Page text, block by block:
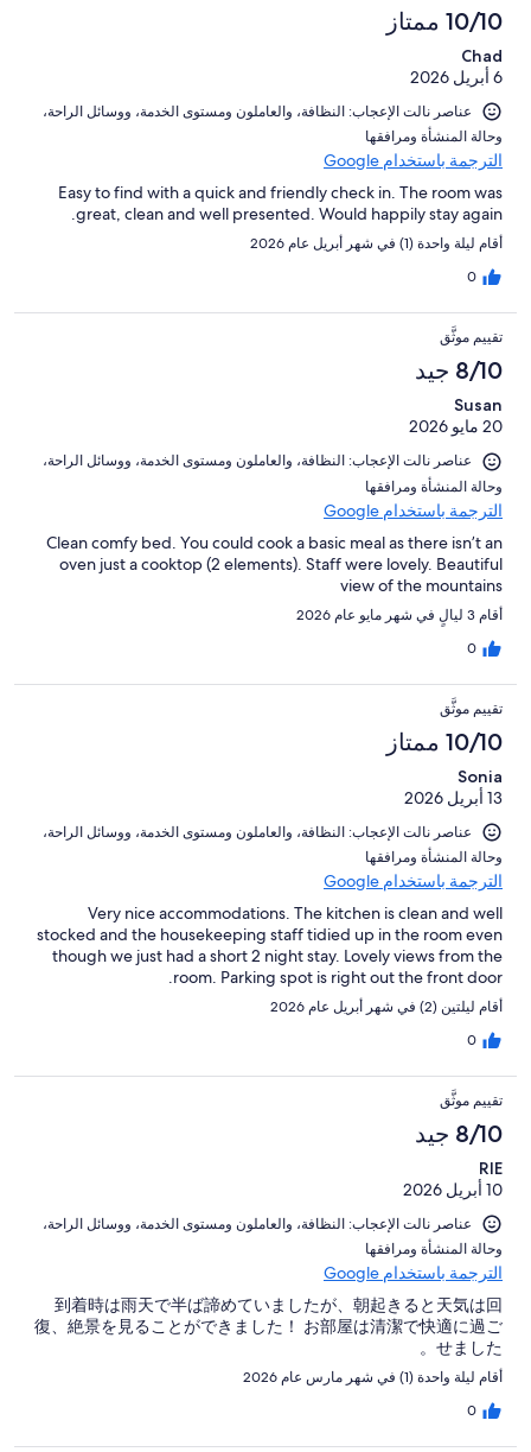
10/10 ممتاز
Chad
6 أبريل 2026
عناصر نالت الإعجاب: ⁦النظافة⁩، و⁦العاملون ومستوى الخدمة⁩، و⁦وسائل الراحة⁩،
و⁦حالة المنشأة ومرافقها⁩
الترجمة باستخدام Google
Easy to find with a quick and friendly check in. The room was
great, clean and well presented. Would happily stay again.
أقام ليلة واحدة (1) في شهر أبريل عام 2026
0
تقييم موثَّق
8/10 جيد
Susan
20 مايو 2026
عناصر نالت الإعجاب: ⁦النظافة⁩، و⁦العاملون ومستوى الخدمة⁩، و⁦وسائل الراحة⁩،
و⁦حالة المنشأة ومرافقها⁩
الترجمة باستخدام Google
Clean comfy bed. You could cook a basic meal as there isn’t an
oven just a cooktop (2 elements). Staff were lovely. Beautiful
view of the mountains
أقام 3 ليالٍ في شهر مايو عام 2026
0
تقييم موثَّق
10/10 ممتاز
Sonia
13 أبريل 2026
عناصر نالت الإعجاب: ⁦النظافة⁩، و⁦العاملون ومستوى الخدمة⁩، و⁦وسائل الراحة⁩،
و⁦حالة المنشأة ومرافقها⁩
الترجمة باستخدام Google
Very nice accommodations. The kitchen is clean and well
stocked and the housekeeping staff tidied up in the room even
though we just had a short 2 night stay. Lovely views from the
room. Parking spot is right out the front door.
أقام ليلتين (2) في شهر أبريل عام 2026
0
تقييم موثَّق
8/10 جيد
RIE
10 أبريل 2026
عناصر نالت الإعجاب: ⁦النظافة⁩، و⁦العاملون ومستوى الخدمة⁩، و⁦وسائل الراحة⁩،
و⁦حالة المنشأة ومرافقها⁩
الترجمة باستخدام Google
到着時は雨天で半ば諦めていましたが、朝起きると天気は回
復、絶景を見ることができました！ お部屋は清潔で快適に過ご
せました。
أقام ليلة واحدة (1) في شهر مارس عام 2026
0